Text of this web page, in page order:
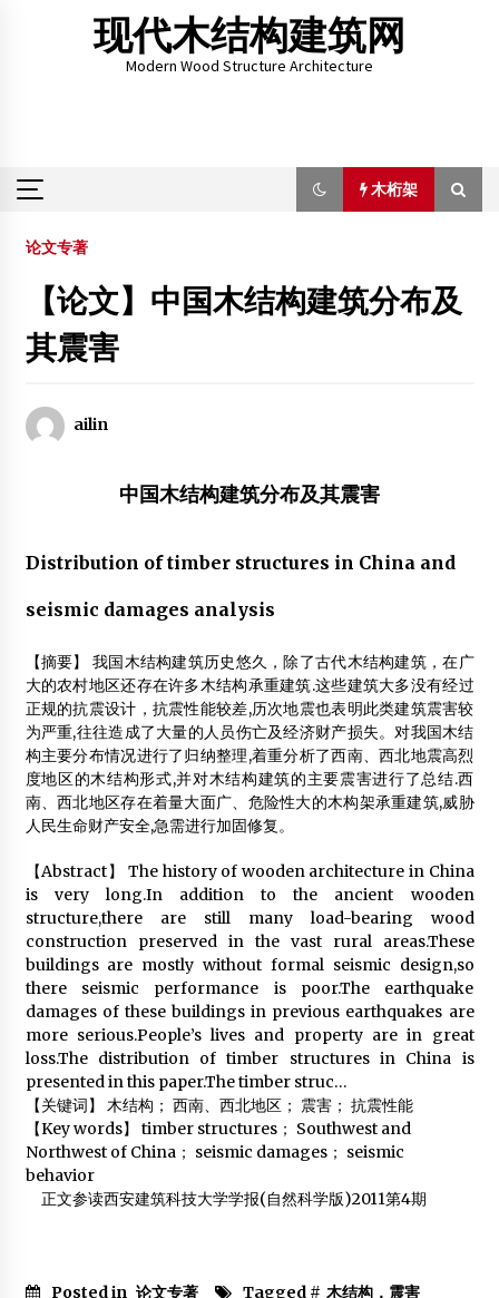
现代木结构建筑网
Modern Wood Structure Architecture
木桁架
木桁架
黄花梨木的价值和优势
2012年7月23日
2016年7月22日
2015年11月3日
仙游木结构建筑专题报告会上的南林学子
2012年11月26日
“负碳”地产引发关注 木屋回归或成富人首选
2012年11月30日
木结构建筑的十五大优势
2013年9月11日
我国北方为什么适合建造木结构房屋？
2014年1月16日
关于举办“木结构建筑行业技术与规范培训会暨首届西部木
结构建筑高峰论坛”的通知
2013年5月31日
热烈祝贺《专家讲堂》正式开办
2013年2月18日
南京林业大学2016届木结构建筑毕业生专场招聘会
2015年11月24日
独山消防开展50户以上木结构房屋密集村寨消防检查
2015年2月9日
论文专著
【论文】中国木结构建筑分布及
其震害
ailin
中国木结构建筑分布及其震害
Distribution of timber structures in China and
seismic damages analysis
【摘要】 我国木结构建筑历史悠久，除了古代木结构建筑，在广
大的农村地区还存在许多木结构承重建筑.这些建筑大多没有经过
正规的抗震设计，抗震性能较差,历次地震也表明此类建筑震害较
为严重,往往造成了大量的人员伤亡及经济财产损失。对我国木结
构主要分布情况进行了归纳整理,着重分析了西南、西北地震高烈
度地区的木结构形式,并对木结构建筑的主要震害进行了总结.西
南、西北地区存在着量大面广、危险性大的木构架承重建筑,威胁
人民生命财产安全,急需进行加固修复。
【Abstract】 The history of wooden architecture in China
is very long.In addition to the ancient wooden
structure,there are still many load-bearing wood
construction preserved in the vast rural areas.These
buildings are mostly without formal seismic design,so
there seismic performance is poor.The earthquake
damages of these buildings in previous earthquakes are
more serious.People’s lives and property are in great
loss.The distribution of timber structures in China is
presented in this paper.The timber struc…
【关键词】 木结构； 西南、西北地区； 震害； 抗震性能
【Key words】 timber structures； Southwest and
Northwest of China； seismic damages； seismic
behavior
正文参读西安建筑科技大学学报(自然科学版)2011第4期
Posted in 论文专著 Tagged # 木结构，震害